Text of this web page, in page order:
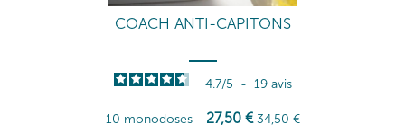
COACH ANTI-CAPITONS
4.7/5 - 19 avis
10 monodoses - 27,50 € 34,50 €